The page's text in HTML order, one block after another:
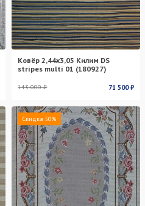
Ковёр 2,44х3,05 Килим DS
stripes multi 01 (180927)
143 000 ₽ 71 500 ₽
Скидка 50%